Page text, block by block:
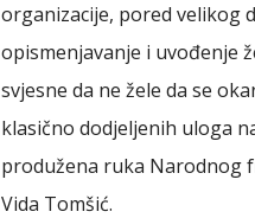
organizacije, pored velikog
opismenjavanje i uvođenje
svjesne da ne žele da se
klasično dodjeljenih uloga
produžena ruka Narodnog
Vida Tomšić.